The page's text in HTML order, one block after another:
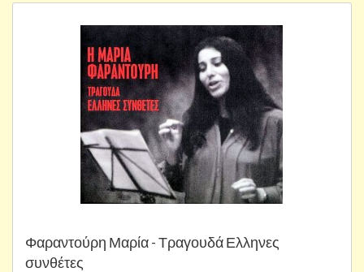
Φαραντούρη Μαρία - Τραγουδά Ελληνες
συνθέτες